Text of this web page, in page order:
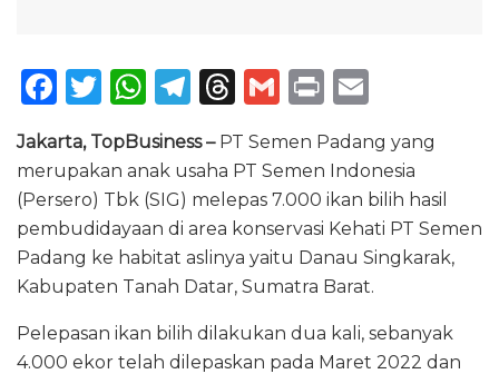
F
c
e
b
o
o
k
T
it
te
r
W
h
a
ts
A
p
p
T
e
g
ra
m
T
re
a
d
s
G
ai
l
P
n
t
ai
l
Jakarta, TopBusiness–PT Semen Padang yang
merupakan anak usaha PT Semen Indonesia
(Persero) Tbk (SIG) melepas 7.000 ikan bilih hasil
pembudidayaan di area konservasi Kehati PT Semen
Padang ke habitat aslinya yaitu Danau Singkarak,
Kabupaten Tanah Datar, Sumatra Barat.
Pelepasan ikan bilih dilakukan dua kali, sebanyak
4.000 ekor telah dilepaskan pada Maret 2022 dan